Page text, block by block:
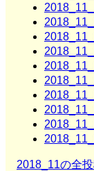
2018_11の全